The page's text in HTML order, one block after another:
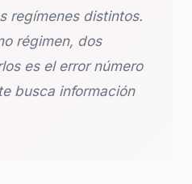
regímenes distintos.
régimen, dos
es el error número
busca información